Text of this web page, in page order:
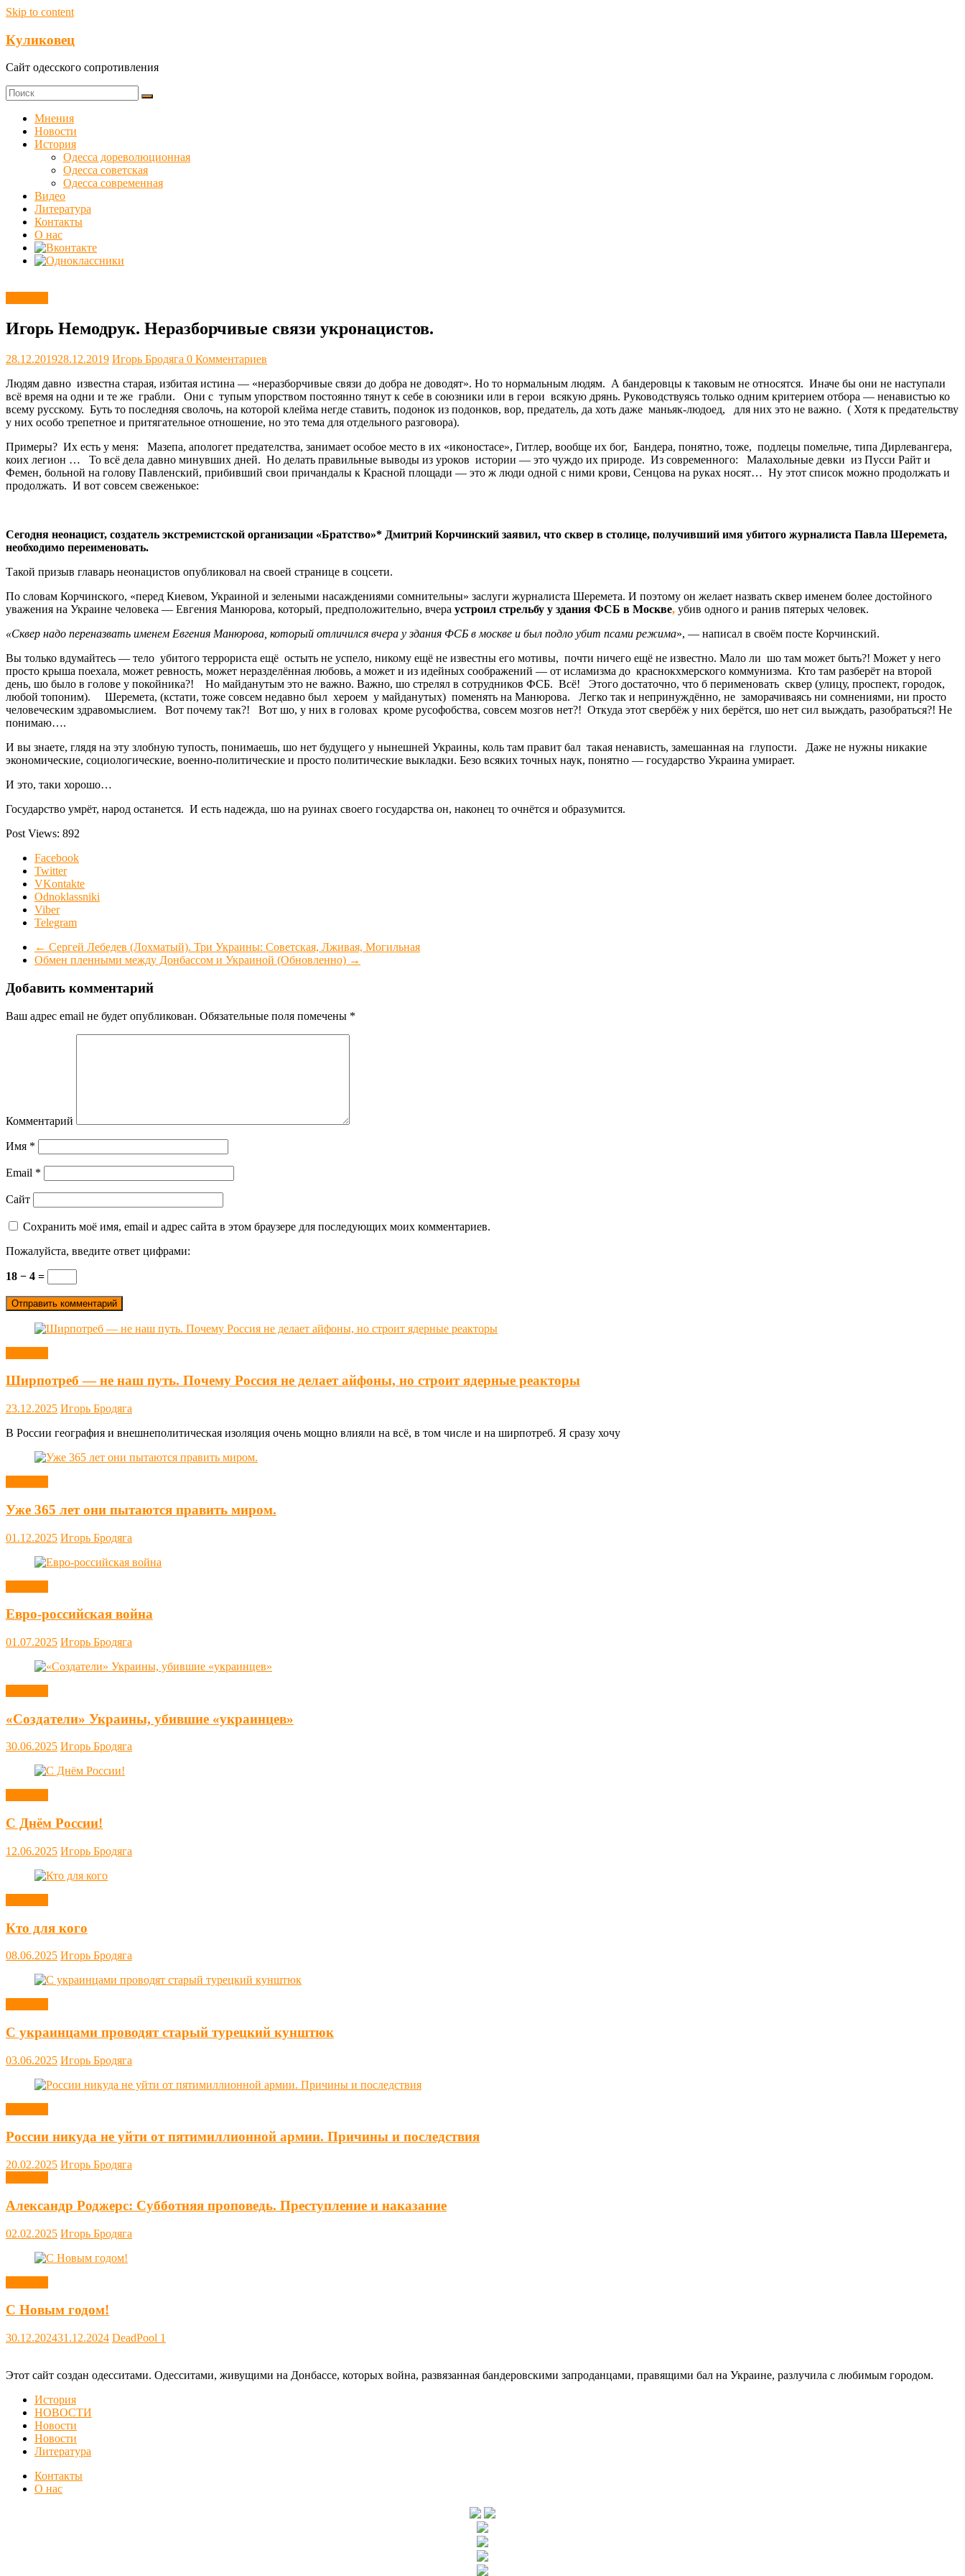
Skip to content
Куликовец
Сайт одесского сопротивления
Мнения
Новости
История
Одесса дореволюционная
Одесса советская
Одесса современная
Видео
Литература
Контакты
О нас
Игорь Немодрук. Неразборчивые связи укронацистов.
28.12.201928.12.2019 Игорь Бродяга 0 Комментариев
Людям давно известна старая, избитая истина — «неразборчивые связи до добра не доводят». Но то нормальным людям. А бандеровцы к таковым не относятся. Иначе бы они не наступали
всё время на одни и те же грабли. Они с тупым упорством постоянно тянут к себе в союзники или в герои всякую дрянь. Руководствуясь только одним критерием отбора — ненавистью ко
всему русскому. Буть то последняя сволочь, на которой клейма негде ставить, подонок из подонков, вор, предатель, да хоть даже маньяк-людоед, для них это не важно. ( Хотя к предательству
у них особо трепетное и притягательное отношение, но это тема для отдельного разговора).
Примеры? Их есть у меня: Мазепа, апологет предателства, занимает особое место в их «иконостасе», Гитлер, вообще их бог, Бандера, понятно, тоже, подлецы помельче, типа Дирлевангера,
коих легион … То всё дела давно минувших дней. Но делать правильные выводы из уроков истории — это чуждо их природе. Из современного: Малахольные девки из Пусси Райт и
Фемен, больной на голову Павленский, прибивший свои причандалы к Красной площади — это ж люди одной с ними крови, Сенцова на руках носят… Ну этот список можно продолжать и
продолжать. И вот совсем свеженькое:
Сегодня неонацист, создатель экстремистской организации «Братство»* Дмитрий Корчинский заявил, что сквер в столице, получивший имя убитого журналиста Павла Шеремета,
необходимо переименовать.
Такой призыв главарь неонацистов опубликовал на своей странице в соцсети.
По словам Корчинского, «перед Киевом, Украиной и зелеными насаждениями сомнительны» заслуги журналиста Шеремета. И поэтому он желает назвать сквер именем более достойного
уважения на Украине человека — Евгения Манюрова, который, предположительно, вчера устроил стрельбу у здания ФСБ в Москве, убив одного и ранив пятерых человек.
«Сквер надо переназвать именем Евгения Манюрова, который отличился вчера у здания ФСБ в москве и был подло убит псами режима», — написал в своём посте Корчинский.
Вы только вдумайтесь — тело убитого террориста ещё остыть не успело, никому ещё не известны его мотивы, почти ничего ещё не известно. Мало ли шо там может быть?! Может у него
просто крыша поехала, может ревность, может неразделённая любовь, а может и из идейных соображений — от исламизма до краснокхмерского коммунизма. Кто там разберёт на второй
день, шо было в голове у покойника?! Но майданутым это не важно. Важно, шо стрелял в сотрудников ФСБ. Всё! Этого достаточно, что б перименовать сквер (улицу, проспект, городок,
любой топоним). Шеремета, (кстати, тоже совсем недавно был хероем у майданутых) поменять на Манюрова. Легко так и непринуждённо, не заморачиваясь ни сомнениями, ни просто
человеческим здравомыслием. Вот почему так?! Вот шо, у них в головах кроме русофобства, совсем мозгов нет?! Откуда этот свербёж у них берётся, шо нет сил выждать, разобраться?! Не
понимаю….
И вы знаете, глядя на эту злобную тупость, понимаешь, шо нет будущего у нынешней Украины, коль там правит бал такая ненависть, замешанная на глупости. Даже не нужны никакие
экономические, социологические, военно-политические и просто политические выкладки. Безо всяких точных наук, понятно — государство Украина умирает.
И это, таки хорошо…
Государство умрёт, народ останется. И есть надежда, шо на руинах своего государства он, наконец то очнётся и образумится.
Post Views: 892
Facebook
Twitter
VKontakte
Odnoklassniki
Viber
Telegram
← Сергей Лебедев (Лохматый). Три Украины: Советская, Лживая, Могильная
Обмен пленными между Донбассом и Украиной (Обновленно) →
Добавить комментарий
Ваш адрес email не будет опубликован. Обязательные поля помечены *
Комментарий
Имя *
Email *
Сайт
Сохранить моё имя, email и адрес сайта в этом браузере для последующих моих комментариев.
Пожалуйста, введите ответ цифрами:
18 − 4 =
Ширпотреб — не наш путь. Почему Россия не делает айфоны, но строит ядерные реакторы
23.12.2025 Игорь Бродяга
В России география и внешнеполитическая изоляция очень мощно влияли на всё, в том числе и на ширпотреб. Я сразу хочу
Уже 365 лет они пытаются править миром.
01.12.2025 Игорь Бродяга
Евро-российская война
01.07.2025 Игорь Бродяга
«Создатели» Украины, убившие «украинцев»
30.06.2025 Игорь Бродяга
С Днём России!
12.06.2025 Игорь Бродяга
Кто для кого
08.06.2025 Игорь Бродяга
С украинцами проводят старый турецкий кунштюк
03.06.2025 Игорь Бродяга
России никуда не уйти от пятимиллионной армии. Причины и последствия
20.02.2025 Игорь Бродяга
Александр Роджерс: Субботняя проповедь. Преступление и наказание
02.02.2025 Игорь Бродяга
С Новым годом!
30.12.202431.12.2024 DeadPool 1
Этот сайт создан одесситами. Одесситами, живущими на Донбассе, которых война, развязанная бандеровскими запроданцами, правящими бал на Украине, разлучила с любимым городом.
История
НОВОСТИ
Новости
Новости
Литература
Контакты
О нас